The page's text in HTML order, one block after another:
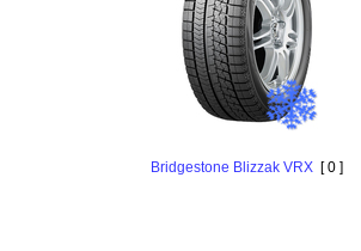
Bridgestone Blizzak VRX[ 0 ]